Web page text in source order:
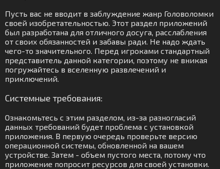
Пусть вас не вводит в заблуждение жанр Головоломки
своей изобретательностью. Этот раздел приложений
был разработана для отличного досуга, расслабления
от своих обязанностей и забавы ради. Не надо ждать
чего-то значительного. Перед игроками стандартный
представитель данной категории, поэтому не вникая
погружайтесь в вселенную развлечений и
приключений.
Системные требования:
Ознакомьтесь с этим разделом, из-за разногласий
данных требований будет проблема с установкой
приложения. В первую очередь проверьте версию
операционной системы, обновленной на вашем
устройстве. Затем - объем пустого места, потому что
приложение попросит ресурсов для своей установки.